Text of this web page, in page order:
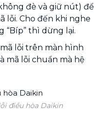
đè và giữ nút) để
lỗi. Cho đến khi nghe
“Bíp” thì dừng lại.
lỗi trên màn hình
mã lỗi chuẩn mà hệ
điều hòa Daikin